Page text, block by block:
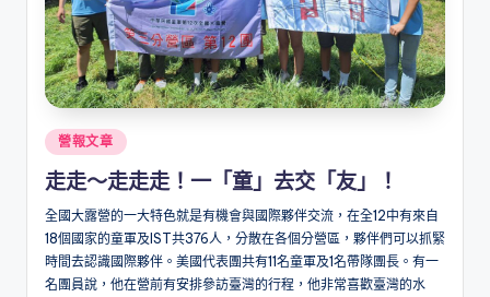
Posted
營報文章
走走～走走走！一「童」去交「友」！
全國大露營的一大特色就是有機會與國際夥伴交流，在全12中有來自
18個國家的童軍及IST共376人，分散在各個分營區，夥伴們可以抓緊
時間去認識國際夥伴。美國代表團共有11名童軍及1名帶隊團長。有一
名團員說，他在營前有安排參訪臺灣的行程，他非常喜歡臺灣的水